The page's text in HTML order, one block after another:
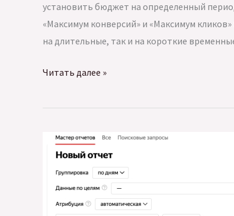
установить бюджет на определенный
«Максимум конверсий» и «Максимум
на длительные, так и на короткие
В
Яндекс
появилась
новая
настройка
бюджет
Читать далее »